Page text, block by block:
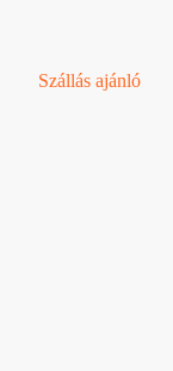
Szállás ajánló